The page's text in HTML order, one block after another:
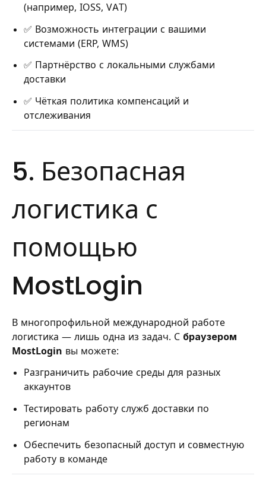
(например, IOSS, VAT)
✅ Возможность интеграции с вашими
системами (ERP, WMS)
✅ Партнёрство с локальными службами
доставки
✅ Чёткая политика компенсаций и
отслеживания
5. Безопасная
логистика с
помощью
MostLogin
В многопрофильной международной работе
логистика — лишь одна из задач. С браузером
MostLogin вы можете:
Разграничить рабочие среды для разных
аккаунтов
Тестировать работу служб доставки по
регионам
Обеспечить безопасный доступ и совместную
работу в команде